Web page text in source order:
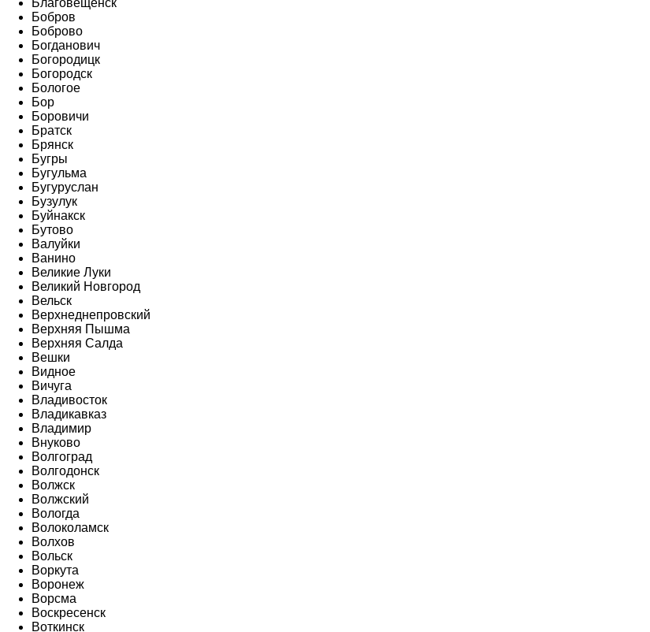
Благовещенск
Бобров
Боброво
Богданович
Богородицк
Богородск
Бологое
Бор
Боровичи
Братск
Брянск
Бугры
Бугульма
Бугуруслан
Бузулук
Буйнакск
Бутово
Валуйки
Ванино
Великие Луки
Великий Новгород
Вельск
Верхнеднепровский
Верхняя Пышма
Верхняя Салда
Вешки
Видное
Вичуга
Владивосток
Владикавказ
Владимир
Внуково
Волгоград
Волгодонск
Волжск
Волжский
Вологда
Волоколамск
Волхов
Вольск
Воркута
Воронеж
Ворсма
Воскресенск
Воткинск